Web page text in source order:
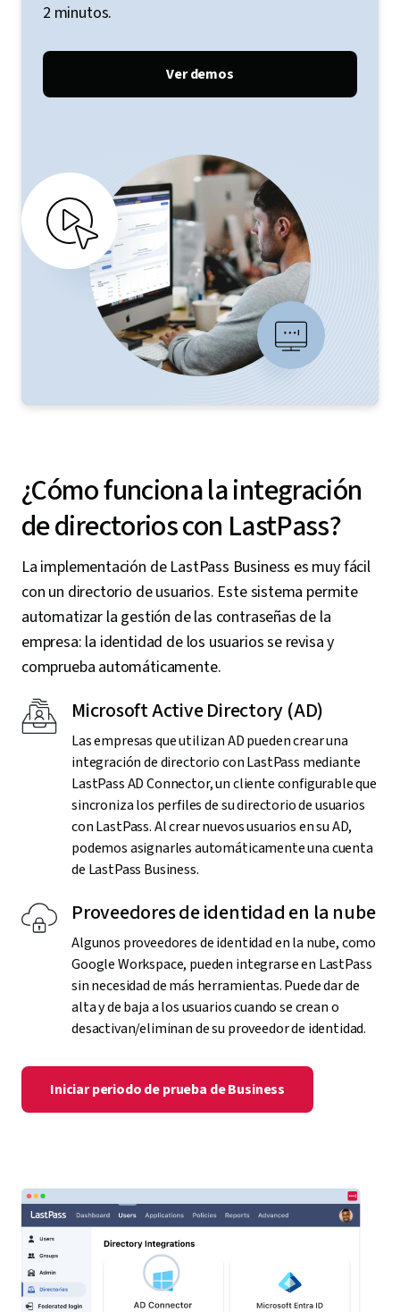
2 minutos.
Ver demos
¿Cómo funciona la integración
de directorios con LastPass?
La implementación de LastPass Business es muy fácil
con un directorio de usuarios. Este sistema permite
automatizar la gestión de las contraseñas de la
empresa: la identidad de los usuarios se revisa y
comprueba automáticamente.
Microsoft Active Directory (AD)
Las empresas que utilizan AD pueden crear una
integración de directorio con LastPass mediante
LastPass AD Connector, un cliente configurable que
sincroniza los perfiles de su directorio de usuarios
con LastPass. Al crear nuevos usuarios en su AD,
podemos asignarles automáticamente una cuenta
de LastPass Business.
Proveedores de identidad en la nube
Algunos proveedores de identidad en la nube, como
Google Workspace, pueden integrarse en LastPass
sin necesidad de más herramientas. Puede dar de
alta y de baja a los usuarios cuando se crean o
desactivan/eliminan de su proveedor de identidad.
Iniciar periodo de prueba de Business